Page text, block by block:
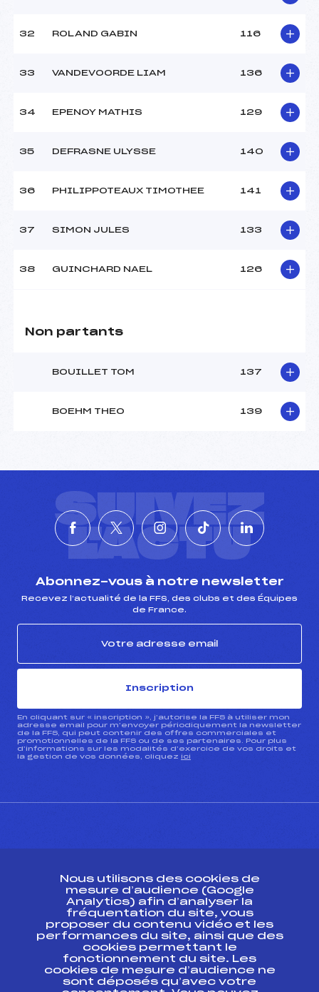
32 ROLAND GABIN 116
33 VANDEVOORDE LIAM 136
34 EPENOY MATHIS 129
35 DEFRASNE ULYSSE 140
36 PHILIPPOTEAUX TIMOTHEE 141
37 SIMON JULES 133
38 GUINCHARD NAEL 126
Non partants
BOUILLET TOM 137
BOEHM THEO 139
SUIVEZ
L'ACTU
Abonnez-vous à notre newsletter
Recevez l’actualité de la FFS, des clubs et des Équipes
de France.
Inscription
En cliquant sur « inscription », j’autorise la FFS à utiliser mon
adresse email pour m’envoyer périodiquement la newsletter
de la FFS, qui peut contenir des offres commerciales et
promotionnelles de la FFS ou de ses partenaires. Pour plus
d’informations sur les modalités d’exercice de vos droits et
la gestion de vos données, cliquez ici
Ressources
Pass’Neige
Projet sportif fédéral
Projet de performance fédéral
Antidopage
Nous utilisons des cookies de
mesure d’audience (Google
Analytics) afin d’analyser la
fréquentation du site, vous
proposer du contenu vidéo et les
performances du site, ainsi que des
cookies permettant le
fonctionnement du site. Les
cookies de mesure d’audience ne
sont déposés qu’avec votre